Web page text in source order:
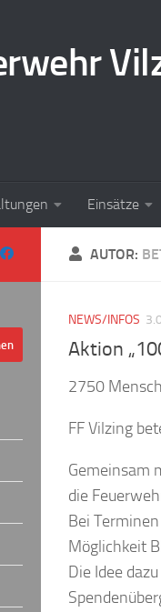
Einsätze
AUTOR:
NEWS/INFOS
Aktion
2750
FF Vilzing
Gemeinsam
die
Bei
Möglichkeit
Die Idee